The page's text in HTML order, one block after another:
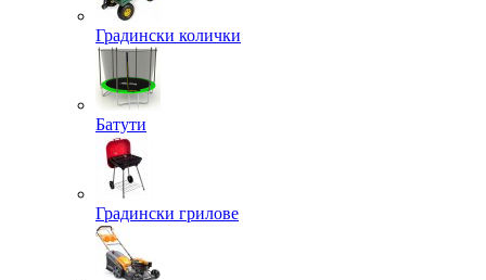
Градински колички
Батути
Градински грилове